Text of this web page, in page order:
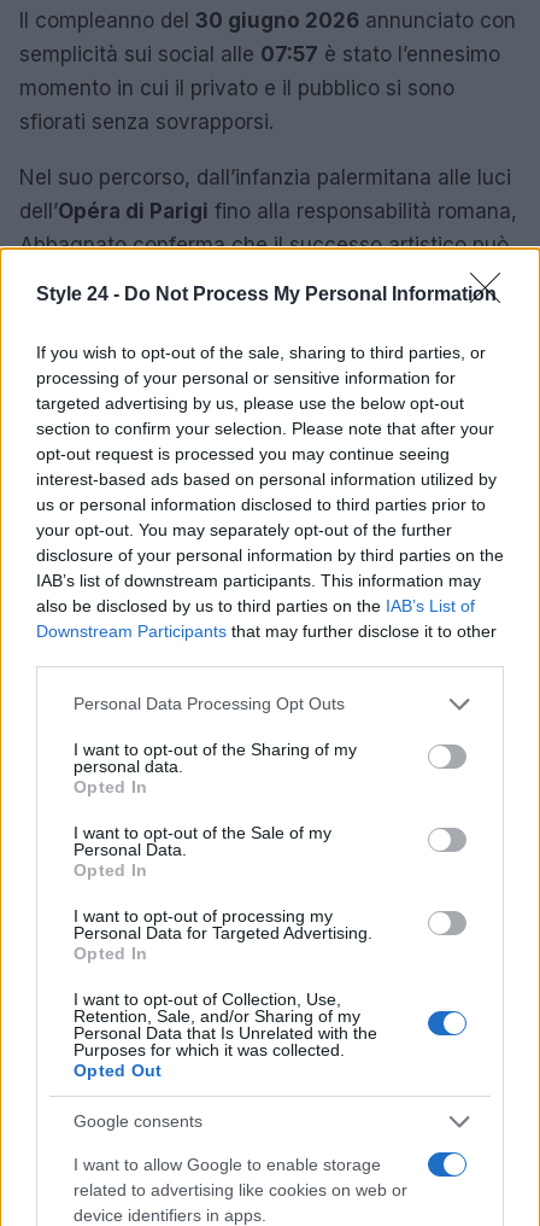
Style 24 - Do Not Process My Personal Information
If you wish to opt-out of the sale, sharing to third parties, or
processing of your personal or sensitive information for
targeted advertising by us, please use the below opt-out
section to confirm your selection. Please note that after your
opt-out request is processed you may continue seeing
interest-based ads based on personal information utilized by
us or personal information disclosed to third parties prior to
your opt-out. You may separately opt-out of the further
disclosure of your personal information by third parties on the
IAB’s list of downstream participants. This information may
also be disclosed by us to third parties on the IAB’s List of
Downstream Participants that may further disclose it to other
Please note that this website/app uses one or more Google
not limited to your visit or usage behaviour. You may click to
grant or deny consent to Google and its third-party tags to
use your data for below specified purposes in below Google
consent section.
Personal Data Processing Opt Outs
I want to opt-out of the Sharing of my
personal data.
Opted In
I want to opt-out of the Sale of my
Personal Data.
Opted In
I want to opt-out of processing my
Personal Data for Targeted Advertising.
Opted In
I want to opt-out of Collection, Use,
Retention, Sale, and/or Sharing of my
Personal Data that Is Unrelated with the
Purposes for which it was collected.
Opted Out
Google consents
I want to allow Google to enable storage
related to advertising like cookies on web or
device identifiers in apps.
Il compleanno del 30 giugno 2026 annunciato con
semplicità sui social alle 07:57 è stato l’ennesimo
momento in cui il privato e il pubblico si sono
sfiorati senza sovrapporsi.
Nel suo percorso, dall’infanzia palermitana alle luci
dell’Opéra di Parigi fino alla responsabilità romana,
Abbagnato conferma che il successo artistico può
quotidiana condivisa. La sua storia illustra come il
rigoree l’affettopossano diventare leve
complementari, capaci di sostenere sia le serate di
gala sia la routine di tutti i giorni.
AUTORE
Matteo Pellegrino
Matteo Pellegrino ha organizzato una sfilata
pop-up nei vicoli del Quartieri Spagnoli per
tendenze locali. Nato a Napoli, conserva
di via Toledo.